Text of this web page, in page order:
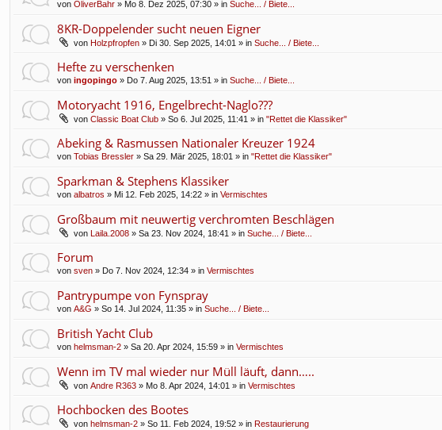
von OliverBahr » Mo 8. Dez 2025, 07:30 » in Suche... / Biete...
8KR-Doppelender sucht neuen Eigner
von Holzpfropfen » Di 30. Sep 2025, 14:01 » in Suche... / Biete...
Hefte zu verschenken
von ingopingo » Do 7. Aug 2025, 13:51 » in Suche... / Biete...
Motoryacht 1916, Engelbrecht-Naglo???
von Classic Boat Club » So 6. Jul 2025, 11:41 » in "Rettet die Klassiker"
Abeking & Rasmussen Nationaler Kreuzer 1924
von Tobias Bressler » Sa 29. Mär 2025, 18:01 » in "Rettet die Klassiker"
Sparkman & Stephens Klassiker
von albatros » Mi 12. Feb 2025, 14:22 » in Vermischtes
Großbaum mit neuwertig verchromten Beschlägen
von Laila.2008 » Sa 23. Nov 2024, 18:41 » in Suche... / Biete...
Forum
von sven » Do 7. Nov 2024, 12:34 » in Vermischtes
Pantrypumpe von Fynspray
von A&G » So 14. Jul 2024, 11:35 » in Suche... / Biete...
British Yacht Club
von helmsman-2 » Sa 20. Apr 2024, 15:59 » in Vermischtes
Wenn im TV mal wieder nur Müll läuft, dann…..
von Andre R363 » Mo 8. Apr 2024, 14:01 » in Vermischtes
Hochbocken des Bootes
von helmsman-2 » So 11. Feb 2024, 19:52 » in Restaurierung